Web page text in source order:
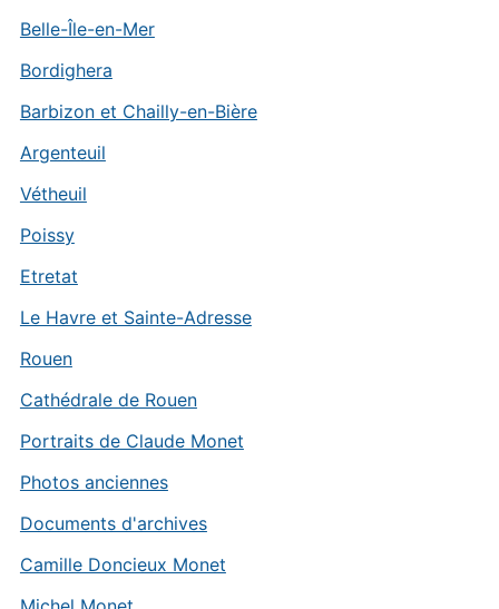
Belle-Île-en-Mer
Bordighera
Barbizon et Chailly-en-Bière
Argenteuil
Vétheuil
Poissy
Etretat
Le Havre et Sainte-Adresse
Rouen
Cathédrale de Rouen
Portraits de Claude Monet
Photos anciennes
Documents d'archives
Camille Doncieux Monet